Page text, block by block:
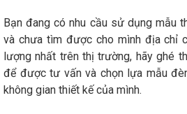
Bạn đang có nhu cầu sử dụng mẫu
và chưa tìm được cho mình địa chỉ
lượng nhất trên thị trường, hãy ghé
để được tư vấn và chọn lựa mẫu
không gian thiết kế của mình.